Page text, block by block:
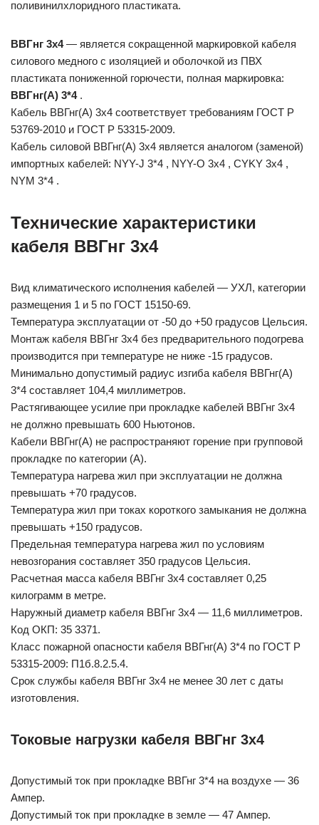
поливинилхлоридного пластиката.
ВВГнг 3х4— является сокращенной маркировкой кабеля
силового медного с изоляцией и оболочкой из ПВХ
пластиката пониженной горючести, полная маркировка:
ВВГнг(А) 3*4.
Кабель ВВГнг(А) 3х4 соответствует требованиям ГОСТ Р
53769-2010 и ГОСТ Р 53315-2009.
Кабель силовой ВВГнг(А) 3х4 является аналогом (заменой)
импортных кабелей: NYY-J 3*4 , NYY-O 3х4 , CYKY 3х4 ,
NYM 3*4 .
Технические характеристики
кабеля ВВГнг 3х4
Вид климатического исполнения кабелей — УХЛ, категории
размещения 1 и 5 по ГОСТ 15150-69.
Температура эксплуатации от -50 до +50 градусов Цельсия.
Монтаж кабеля ВВГнг 3х4 без предварительного подогрева
производится при температуре не ниже -15 градусов.
Минимально допустимый радиус изгиба кабеля ВВГнг(А)
3*4 составляет 104,4 миллиметров.
Растягивающее усилие при прокладке кабелей ВВГнг 3х4
не должно превышать 600 Ньютонов.
Кабели ВВГнг(А) не распространяют горение при групповой
прокладке по категории (А).
Температура нагрева жил при эксплуатации не должна
превышать +70 градусов.
Температура жил при токах короткого замыкания не должна
превышать +150 градусов.
Предельная температура нагрева жил по условиям
невозгорания составляет 350 градусов Цельсия.
Расчетная масса кабеля ВВГнг 3х4 составляет 0,25
килограмм в метре.
Наружный диаметр кабеля ВВГнг 3х4 — 11,6 миллиметров.
Код ОКП: 35 3371.
Класс пожарной опасности кабеля ВВГнг(А) 3*4 по ГОСТ Р
53315-2009: П1б.8.2.5.4.
Срок службы кабеля ВВГнг 3х4 не менее 30 лет с даты
изготовления.
Токовые нагрузки кабеля ВВГнг 3х4
Допустимый ток при прокладке ВВГнг 3*4 на воздухе — 36
Ампер.
Допустимый ток при прокладке в земле — 47 Ампер.